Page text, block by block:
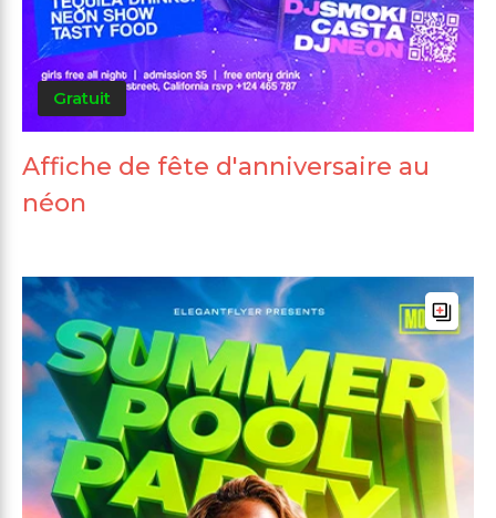
Gratuit
Affiche de fête d'anniversaire au
néon